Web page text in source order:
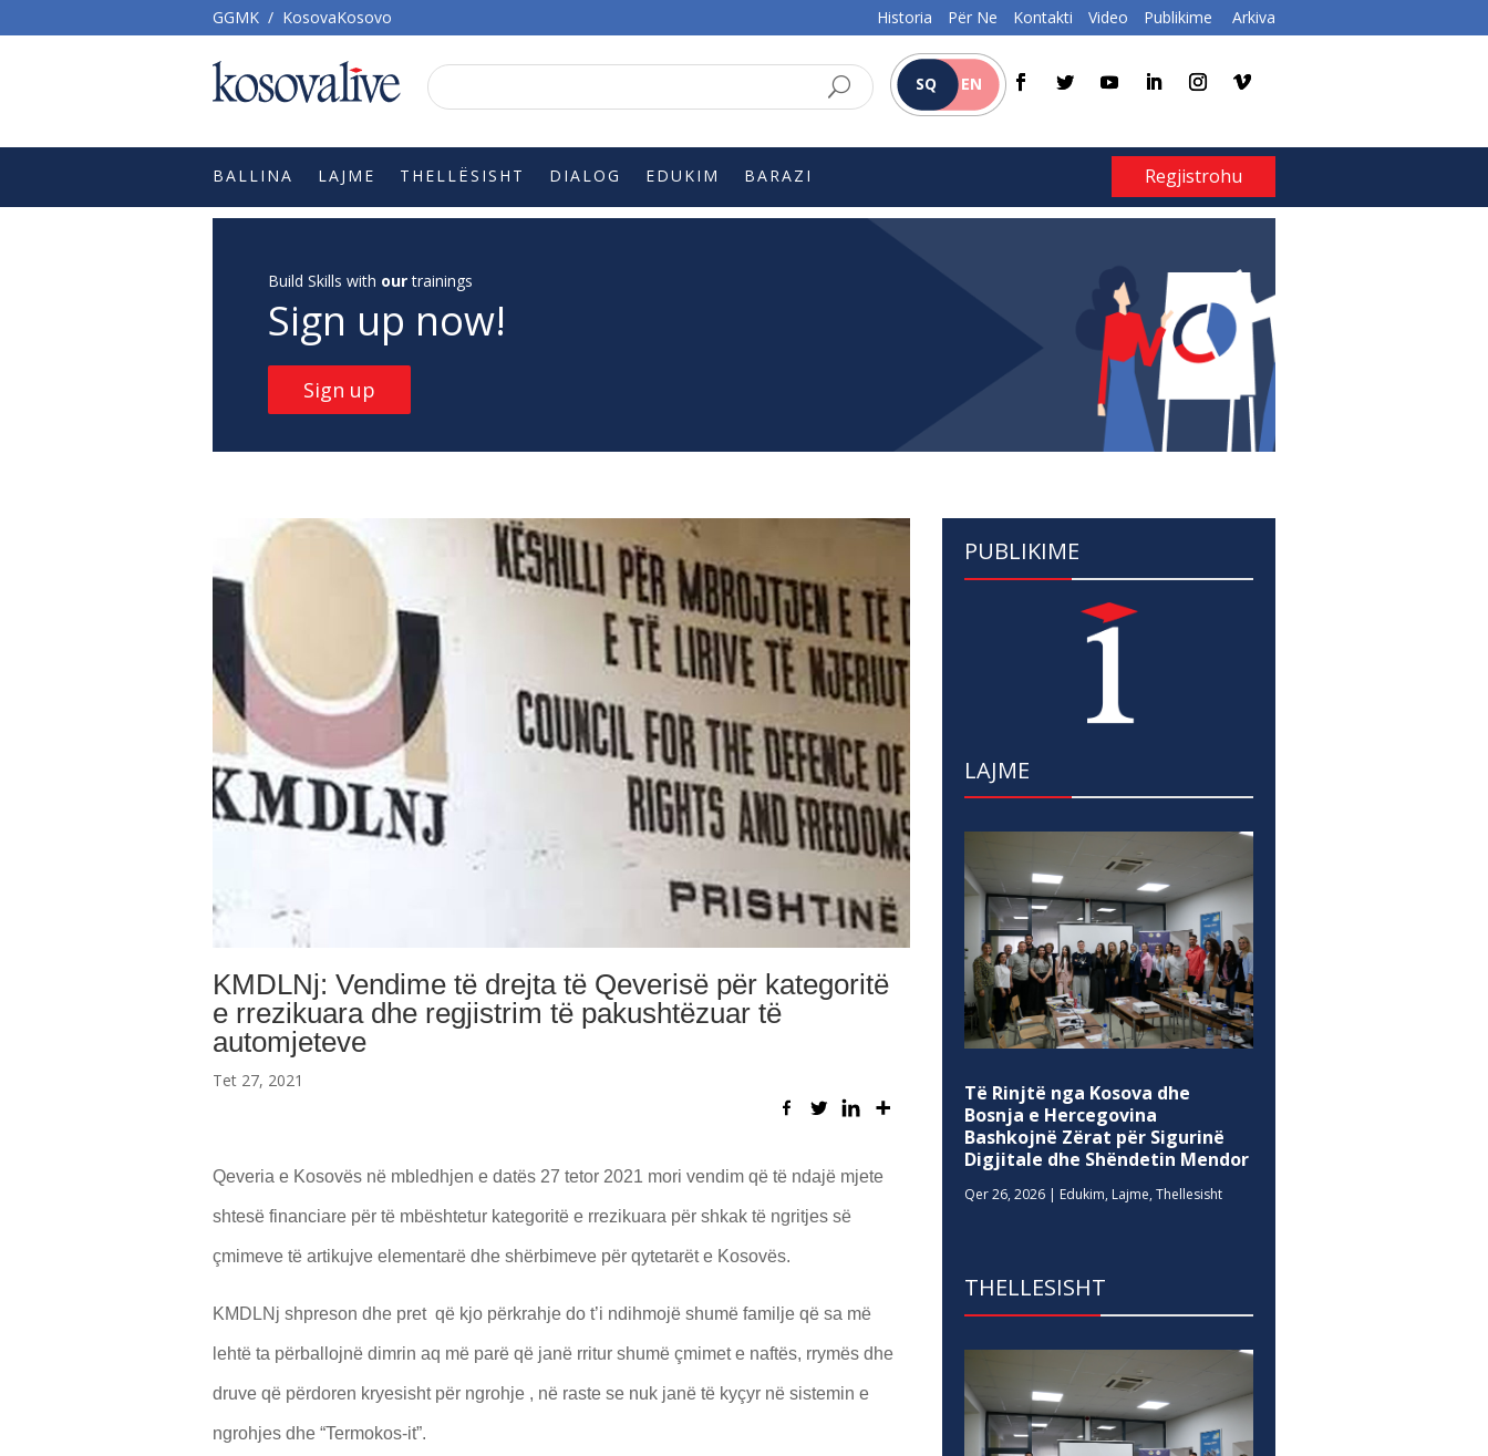
GGMK / KosovaKosovo Historia Për Ne Kontakti Video Publikime Arkiva
SQ EN
BALLINA LAJME THELLËSISHT DIALOG EDUKIM BARAZI Regjistrohu
Build Skills with ourtrainings
Sign up now!
Sign up
KMDLNj: Vendime të drejta të Qeverisë për kategoritë
e rrezikuara dhe regjistrim të pakushtëzuar të
automjeteve
Tet 27, 2021
Qeveria e Kosovës në mbledhjen e datës 27 tetor 2021 mori vendim që të ndajë mjete
shtesë financiare për të mbështetur kategoritë e rrezikuara për shkak të ngritjes së
çmimeve të artikujve elementarë dhe shërbimeve për qytetarët e Kosovës.
KMDLNj shpreson dhe pret që kjo përkrahje do t’i ndihmojë shumë familje që sa më
lehtë ta përballojnë dimrin aq më parë që janë rritur shumë çmimet e naftës, rrymës dhe
druve që përdoren kryesisht për ngrohje , në raste se nuk janë të kyçyr në sistemin e
ngrohjes dhe “Termokos-it”.
PUBLIKIME
LAJME
Të Rinjtë nga Kosova dhe
Bosnja e Hercegovina
Bashkojnë Zërat për Sigurinë
Digjitale dhe Shëndetin Mendor
Qer 26, 2026 | Edukim, Lajme,Thellesisht
THELLESISHT